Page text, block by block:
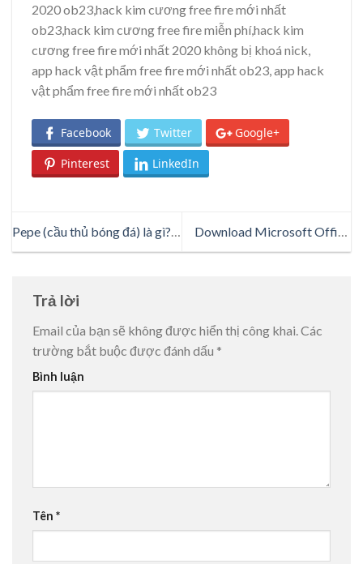
2020 ob23,hack kim cương free fire mới nhất
ob23,hack kim cương free fire miễn phí,hack kim
cương free fire mới nhất 2020 không bị khoá nick,
app hack vật phẩm free fire mới nhất ob23, app hack
vật phẩm free fire mới nhất ob23
Facebook Twitter Google+
Pinterest LinkedIn
Pepe (cầu thủ bóng đá) là gì?
Chi tiết về Pepe (cầu thủ bóng
Download Microsoft Office
2016, Key Office 2016 Full
Trả lời
Email của bạn sẽ không được hiển thị công khai.Các
trường bắt buộc được đánh dấu *
Bình luận
Tên *